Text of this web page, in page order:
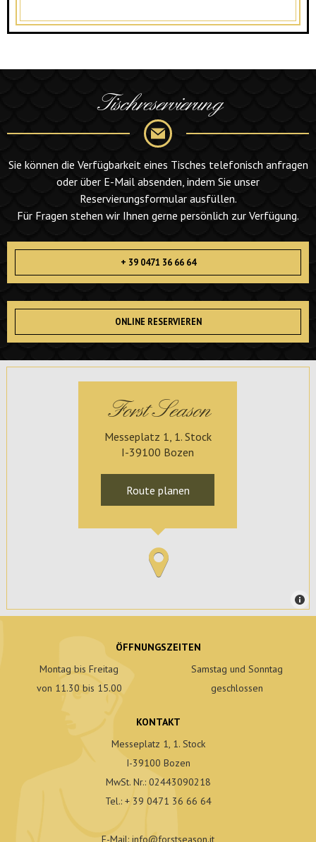
Tischreservierung
Sie können die Verfügbarkeit eines Tisches telefonisch anfragen
oder über E-Mail absenden, indem Sie unser
Reservierungsformular ausfüllen.
Für Fragen stehen wir Ihnen gerne persönlich zur Verfügung.
+ 39 0471 36 66 64
ONLINE RESERVIEREN
Forst Season
Messeplatz 1, 1. Stock
I-39100 Bozen
Route planen
ÖFFNUNGSZEITEN
Montag bis Freitag
von 11.30 bis 15.00
Samstag und Sonntag
geschlossen
KONTAKT
Messeplatz 1, 1. Stock
I-39100 Bozen
MwSt. Nr.: 02443090218
Tel.: + 39 0471 36 66 64
E-Mail: info@forstseason.it